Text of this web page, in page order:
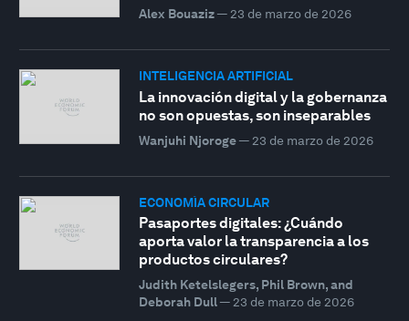
Alex Bouaziz— 23 de marzo de 2026
INTELIGENCIA ARTIFICIAL
La innovación digital y la gobernanza
no son opuestas, son inseparables
Wanjuhi Njoroge— 23 de marzo de 2026
ECONOMÍA CIRCULAR
Pasaportes digitales: ¿Cuándo
aporta valor la transparencia a los
productos circulares?
Judith Ketelslegers, Phil Brown, and
Deborah Dull— 23 de marzo de 2026